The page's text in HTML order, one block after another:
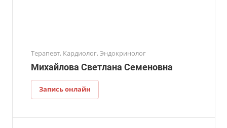
Терапевт, Кардиолог, Эндокринолог
Михайлова Светлана Семеновна
Запись онлайн